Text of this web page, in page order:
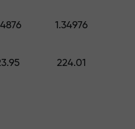
1.34976
224.01